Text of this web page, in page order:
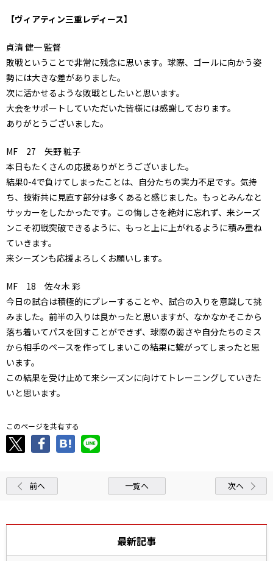
【ヴィアティン三重レディース】
貞清 健一 監督
敗戦ということで非常に残念に思います。球際、ゴールに向かう姿
勢には大きな差がありました。
次に活かせるような敗戦としたいと思います。
大会をサポートしていただいた皆様には感謝しております。
ありがとうございました。
MF 27 矢野 粧子
本日もたくさんの応援ありがとうございました。
結果0-4で負けてしまったことは、自分たちの実力不足です。気持
ち、技術共に見直す部分は多くあると感じました。もっとみんなと
サッカーをしたかったです。この悔しさを絶対に忘れず、来シーズ
ンこそ初戦突破できるように、もっと上に上がれるように積み重ね
ていきます。
来シーズンも応援よろしくお願いします。
MF 18 佐々木 彩
今日の試合は積極的にプレーすることや、試合の入りを意識して挑
みました。前半の入りは良かったと思いますが、なかなかそこから
落ち着いてパスを回すことができず、球際の弱さや自分たちのミス
から相手のペースを作ってしまいこの結果に繋がってしまったと思
います。
この結果を受け止めて来シーズンに向けてトレーニングしていきた
いと思います。
このページを共有する
前へ 一覧へ 次へ
最新記事